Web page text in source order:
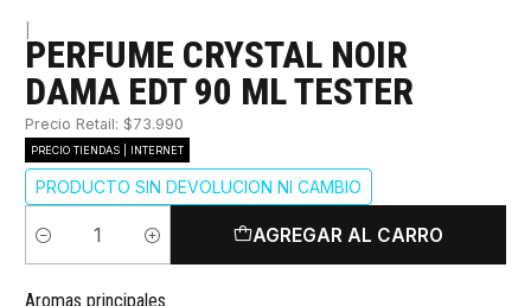
PERFUME CRYSTAL NOIR
DAMA EDT 90 ML TESTER
Precio Retail: $73.990
PRECIO TIENDAS | INTERNET
PRODUCTO SIN DEVOLUCION NI CAMBIO
Cantidad
AGREGAR AL CARRO
Aromas principales